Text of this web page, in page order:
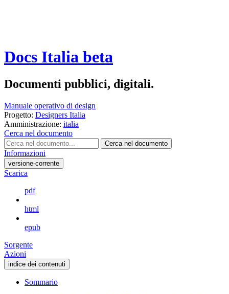
Docs Italia beta
Documenti pubblici, digitali.
Manuale operativo di design
Progetto: Designers Italia
Amministrazione: italia
Cerca nel documento
Cerca nel documento
Informazioni
versione-corrente
Scarica
pdf
html
epub
Sorgente
Azioni
indice dei contenuti
Sommario